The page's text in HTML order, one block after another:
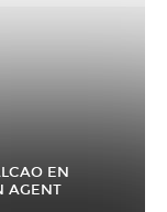
EN
AGENT